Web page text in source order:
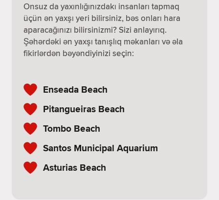
Onsuz da yaxınlığınızdakı insanları tapmaq
üçün ən yaxşı yeri bilirsiniz, bəs onları hara
aparacağınızı bilirsinizmi? Sizi anlayırıq.
Şəhərdəki ən yaxşı tanışlıq məkanları və əla
fikirlərdən bəyəndiyinizi seçin:
Enseada Beach
Pitangueiras Beach
Tombo Beach
Santos Municipal Aquarium
Asturias Beach